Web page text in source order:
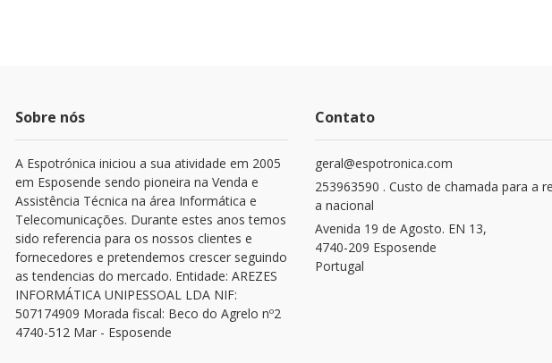
Sobre nós
A Espotrónica iniciou a sua atividade em 2005
em Esposende sendo pioneira na Venda e
Assistência Técnica na área Informática e
Telecomunicações. Durante estes anos temos
sido referencia para os nossos clientes e
fornecedores e pretendemos crescer seguindo
as tendencias do mercado. Entidade: AREZES
INFORMÁTICA UNIPESSOAL LDA NIF:
507174909 Morada fiscal: Beco do Agrelo nº2
4740-512 Mar - Esposende
Contato
geral@espotronica.com
253963590 . Custo de chamada para a
a nacional
Avenida 19 de Agosto. EN 13,
4740-209 Esposende
Portugal